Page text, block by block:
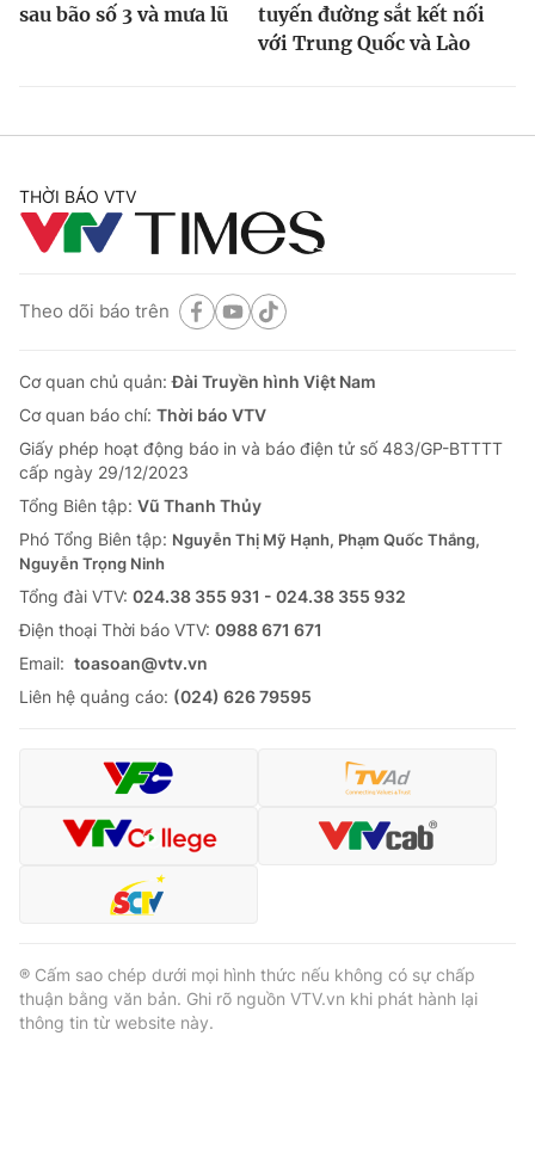
sau bão số 3 và mưa lũ
tuyến đường sắt kết nối
với Trung Quốc và Lào
THỜI BÁO VTV
Theo dõi báo trên
Cơ quan chủ quản:Đài Truyền hình Việt Nam
Cơ quan báo chí: Thời báo VTV
Giấy phép hoạt động báo in và báo điện tử số 483/GP-BTTTT
cấp ngày 29/12/2023
Tổng Biên tập: Vũ Thanh Thủy
Phó Tổng Biên tập: Nguyễn Thị Mỹ Hạnh, Phạm Quốc Thắng,
Nguyễn Trọng Ninh
Tổng đài VTV: 024.38 355 931 - 024.38 355 932
Ðiện thoại Thời báo VTV: 0988 671 671
Email: toasoan@vtv.vn
Liên hệ quảng cáo: (024) 626 79595
® Cấm sao chép dưới mọi hình thức nếu không có sự chấp
thuận bằng văn bản. Ghi rõ nguồn VTV.vn khi phát hành lại
thông tin từ website này.